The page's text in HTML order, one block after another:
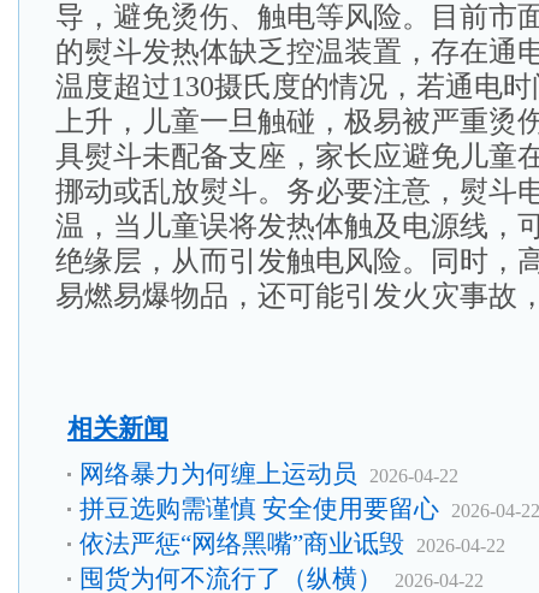
导，避免烫伤、触电等风险。目前市
的熨斗发热体缺乏控温装置，存在通
温度超过130摄氏度的情况，若通电
上升，儿童一旦触碰，极易被严重烫
具熨斗未配备支座，家长应避免儿童
挪动或乱放熨斗。务必要注意，熨斗
温，当儿童误将发热体触及电源线，
绝缘层，从而引发触电风险。同时，
易燃易爆物品，还可能引发火灾事故
相关新闻
网络暴力为何缠上运动员
2026-04-22
拼豆选购需谨慎 安全使用要留心 2026-04-22
依法严惩“网络黑嘴”商业诋毁 2026-04-22
囤货为何不流行了（纵横） 2026-04-22